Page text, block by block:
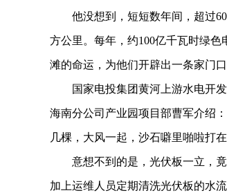
他没想到，短短数年间，超过60
方公里。每年，约100亿千瓦时绿
滩的命运，为他们开辟出一条家门口
国家电投集团黄河上游水电开发
海南分公司产业园项目部曹军介绍
几棵，大风一起，沙石噼里啪啦打
意想不到的是，光伏板一立，竟
加上运维人员定期清洗光伏板的水